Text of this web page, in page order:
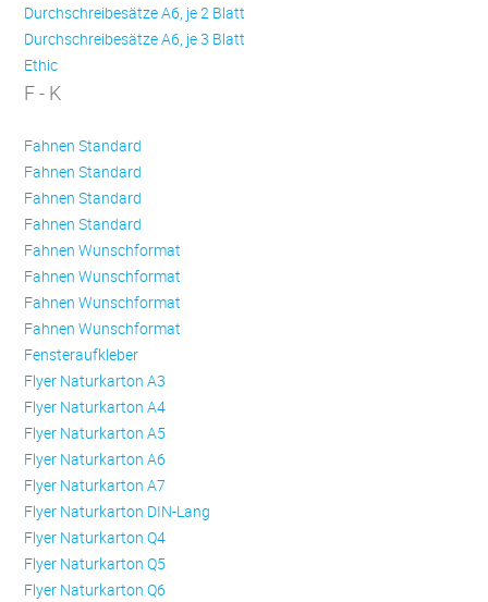
Durchschreibesätze A6, je 2 Blatt
Durchschreibesätze A6, je 3 Blatt
Ethic
F - K
Fahnen Standard
Fahnen Standard
Fahnen Standard
Fahnen Standard
Fahnen Wunschformat
Fahnen Wunschformat
Fahnen Wunschformat
Fahnen Wunschformat
Fensteraufkleber
Flyer Naturkarton A3
Flyer Naturkarton A4
Flyer Naturkarton A5
Flyer Naturkarton A6
Flyer Naturkarton A7
Flyer Naturkarton DIN-Lang
Flyer Naturkarton Q4
Flyer Naturkarton Q5
Flyer Naturkarton Q6